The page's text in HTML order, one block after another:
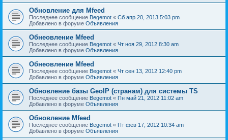
Обновление для Mfeed
Последнее сообщение Begemot « Сб апр 20, 2013 5:03 pm
Добавлено в форуме Объявления
Обнеовление Mfeed
Последнее сообщение Begemot « Чт ноя 29, 2012 8:30 am
Добавлено в форуме Объявления
Обнеовление Mfeed
Последнее сообщение Begemot « Чт сен 13, 2012 12:40 pm
Добавлено в форуме Объявления
Обновление базы GeoIP (странам) для системы TS
Последнее сообщение Begemot « Пн май 21, 2012 11:02 am
Добавлено в форуме Объявления
Обновление Mfeed
Последнее сообщение Begemot « Пт фев 17, 2012 10:34 am
Добавлено в форуме Объявления